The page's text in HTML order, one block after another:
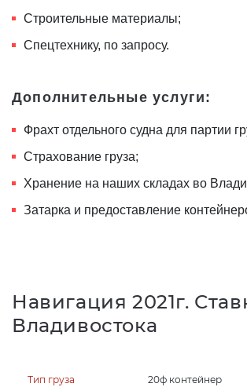
Строительные материалы;
Спецтехнику, по запросу.
Дополнительные услуги:
Фрахт отдельного судна для партии
Страхование груза;
Хранение на наших складах во
Затарка и предоставление
Навигация 2021г.
Владивостока
20ф контейнер